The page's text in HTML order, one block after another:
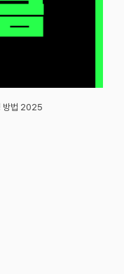
방법 2025